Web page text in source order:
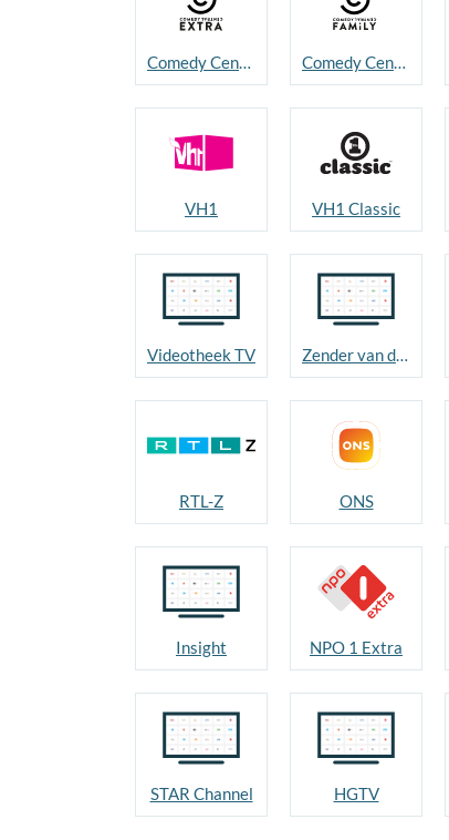
Comedy Central Extra Comedy Central Family
VH1 VH1 Classic
Videotheek TV Zender van de maand
RTL-Z ONS
Insight NPO 1 Extra
STAR Channel HGTV